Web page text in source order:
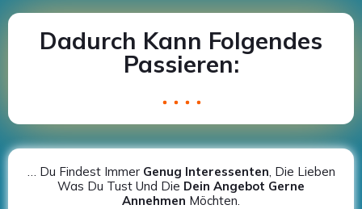
Dadurch Kann Folgendes
Passieren:
… Du Findest Immer Genug Interessenten, Die Lieben
Was Du Tust Und Die Dein Angebot Gerne
Annehmen Möchten.